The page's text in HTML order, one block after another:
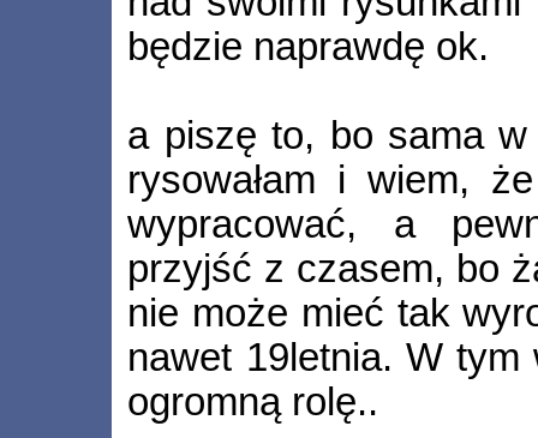
będzie naprawdę ok.
a piszę to, bo sama
rysowałam i wiem,
wypracować, a
przyjść z czasem, bo
nie może mieć tak
nawet 19letnia. W
ogromną rolę..